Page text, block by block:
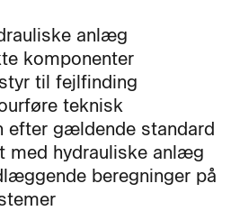
anlæg
komponenter
til fejlfinding
teknisk
efter gældende standard
med hydrauliske anlæg
beregninger på